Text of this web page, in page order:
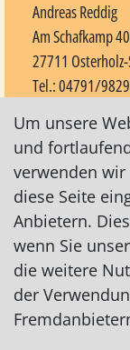
Andreas Reddig
Am Schafkamp 40
27711
Tel.: 04791/
http://
Impressum|
Um unsere
und
verwenden
diese Seite
Anbietern.
wenn Sie
die weitere
der